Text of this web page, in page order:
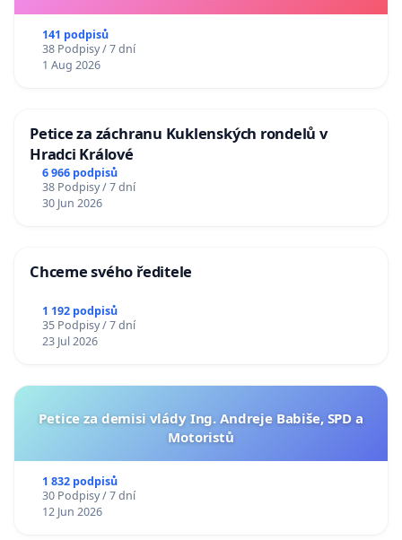
141 podpisů
38 Podpisy / 7 dní
1 Aug 2026
Petice za záchranu Kuklenských rondelů v
Hradci Králové
6 966 podpisů
38 Podpisy / 7 dní
30 Jun 2026
Chceme svého ředitele
1 192 podpisů
35 Podpisy / 7 dní
23 Jul 2026
Petice za demisi vlády Ing. Andreje Babiše, SPD a
Motoristů
1 832 podpisů
30 Podpisy / 7 dní
12 Jun 2026